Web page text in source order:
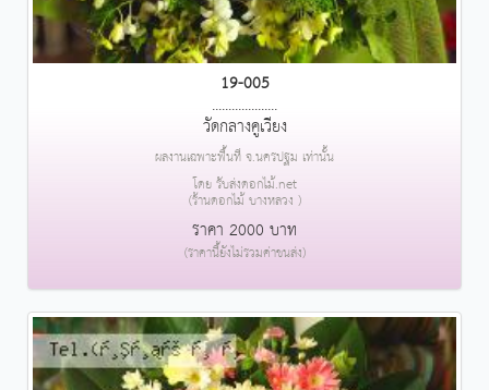
19-005
....................
วัดกลางคูเวียง
ผลงานเฉพาะพื้นที่ จ.นครปฐม เท่านั้น
โดย รับส่งดอกไม้.net
(ร้านดอกไม้ บางหลวง )
ราคา 2000 บาท
(ราคานี้ยังไม่รวมค่าขนส่ง)